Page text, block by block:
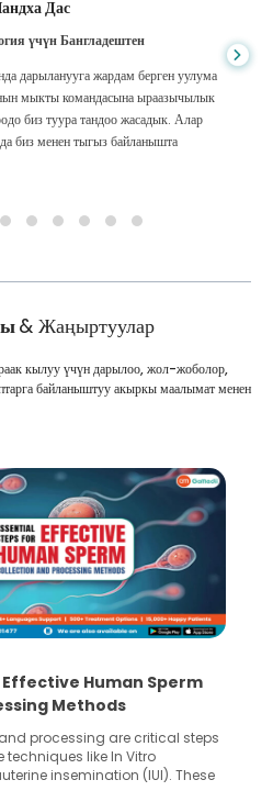
Дас
үчүн Бангладештен
дарыланууга жардам берген уулума
мыкты командасына ыраазычылык
биз туура тандоо жасадык. Алар
биз менен тыгыз байланышта
& Жаңыртуулар
кылуу үчүн дарылоо, жол-жоболор,
байланыштуу акыркы маалымат менен
Human Sperm
Methods
processing are critical steps
like In Vitro
insemination (IUI). These